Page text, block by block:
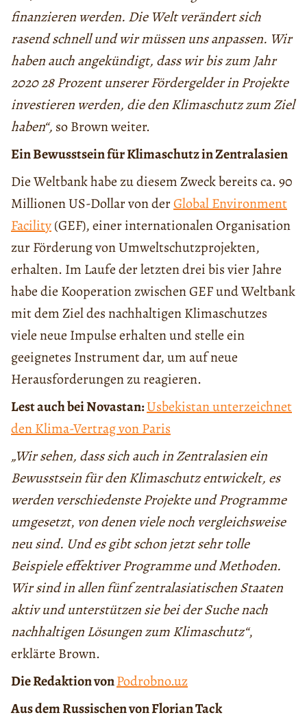
finanzieren werden. Die Welt verändert sich
rasend schnell und wir müssen uns anpassen. Wir
haben auch angekündigt, dass wir bis zum Jahr
2020 28 Prozent unserer Fördergelder in Projekte
investieren werden, die den Klimaschutz zum Ziel
haben“, so Brown weiter.
Ein Bewusstsein für Klimaschutz in Zentralasien
Die Weltbank habe zu diesem Zweck bereits ca. 90
Millionen US-Dollar von derGlobal Environment
Facility(GEF), einer internationalen Organisation
zur Förderung von Umweltschutzprojekten,
erhalten. Im Laufe der letzten drei bis vier Jahre
habe die Kooperation zwischen GEF und Weltbank
mit dem Ziel des nachhaltigen Klimaschutzes
viele neue Impulse erhalten und stelle ein
geeignetes Instrument dar, um auf neue
Herausfor­derungen zu reagieren.
Lest auch bei Novastan:Usbekistan unterzeichnet
den Klima-Vertrag von Paris
„Wir sehen, dass sich auch in Zentralasien ein
Bewusstsein für den Klimaschutz entwickelt, es
werden verschiedenste Projekte und Programme
umgesetzt, von denen viele noch vergleichsweise
neu sind. Und es gibt schon jetzt sehr tolle
Beispiele effektiver Programme und Methoden.
Wir sind in allen fünf zentralasiatischen Staaten
aktiv und unterstützen sie bei der Suche nach
nachhaltigen Lösungen zum Klimaschutz“,
erklärte Brown.
Die Redaktion vonPodrobno.uz
Aus dem Russischen von Florian Tack